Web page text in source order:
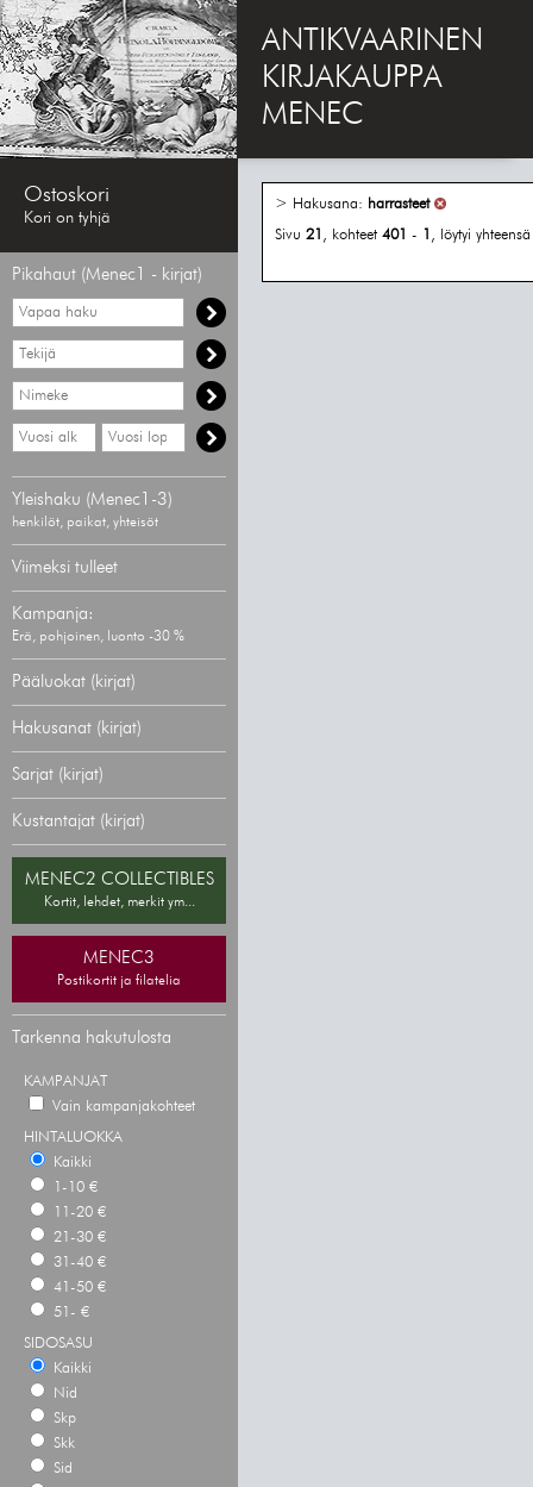
ANTIKVAARINEN
KIRJAKAUPPA
MENEC
Ostoskori
Kori on tyhjä
Pikahaut (Menec1 - kirjat)
Vapaa
haku
Hae
tekijää
Hae
nimekettä
Hae
vähimmäisvuosi
Hae
enimmäisvuosi
Yleishaku (Menec1-3)
henkilöt, paikat, yhteisöt
Viimeksi tulleet
Kampanja:
Erä, pohjoinen, luonto -30 %
Pääluokat (kirjat)
Hakusanat (kirjat)
Sarjat (kirjat)
Kustantajat (kirjat)
MENEC2 COLLECTIBLES
Kortit, lehdet, merkit ym...
MENEC3
Postikortit ja filatelia
Tarkenna hakutulosta
KAMPANJAT
Vain kampanjakohteet
HINTALUOKKA
Kaikki
1-10 €
11-20 €
21-30 €
31-40 €
41-50 €
51- €
SIDOSASU
Kaikki
Nid
Skp
Skk
Sid
> Hakusana: harrasteet
Sivu 21 , kohteet 401 - 1 , löytyi